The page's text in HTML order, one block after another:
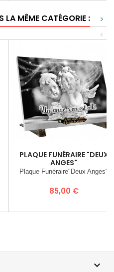
LA MÊME CATÉGORIE :
>
<
PLAQUE FUNÉRAIRE "DEUX
ANGES"
Plaque Funéraire"Deux Anges"
Prix
85,00 €
